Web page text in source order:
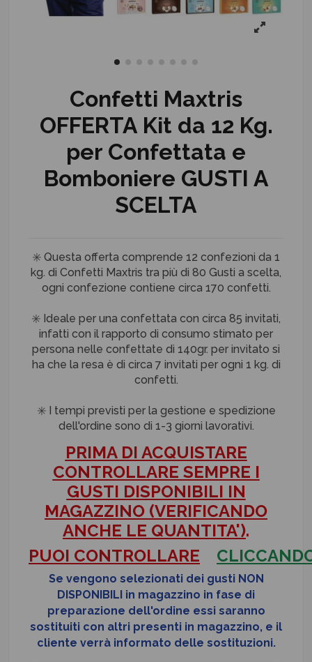
Confetti Maxtris
OFFERTA Kit da 12 Kg.
per Confettata e
Bomboniere GUSTI A
SCELTA
✳️ Questa offerta comprende 12 confezioni da 1
kg. di Confetti Maxtris tra più di 80 Gusti a scelta,
ogni confezione contiene circa 170 confetti.
✳️ Ideale per una confettata con circa 85 invitati,
infatti con il rapporto di consumo stimato per
persona nelle confettate di 140gr. per invitato si
ha che la resa è di circa 7 invitati per ogni 1 kg. di
confetti.
✳️ I tempi previsti per la gestione e spedizione
dell'ordine sono di 1-3 giorni lavorativi.
PRIMA DI ACQUISTARE
CONTROLLARE SEMPRE I
GUSTI DISPONIBILI IN
MAGAZZINO (VERIFICANDO
ANCHE LE QUANTITA').
PUOI CONTROLLARE
Se vengono selezionati dei gusti NON
DISPONIBILI in magazzino in fase di
preparazione dell'ordine essi saranno
sostituiti con altri presenti in magazzino, e il
cliente verrà informato delle sostituzioni.